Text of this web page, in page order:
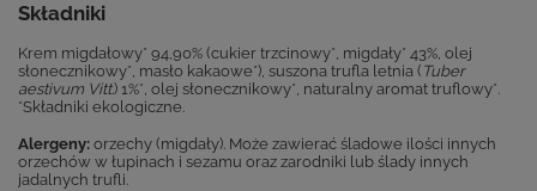
Składniki
Krem migdałowy* 94,90% (cukier trzcinowy*, migdały* 43%, olej
słonecznikowy*, masło kakaowe*), suszona trufla letnia ( Tuber
aestivum Vitt.) 1%*, olej słonecznikowy*, naturalny aromat truflowy*.
*Składniki ekologiczne.
Alergeny: orzechy (migdały). Może zawierać śladowe ilości innych
orzechów w łupinach i sezamu oraz zarodniki lub ślady innych
jadalnych trufli.